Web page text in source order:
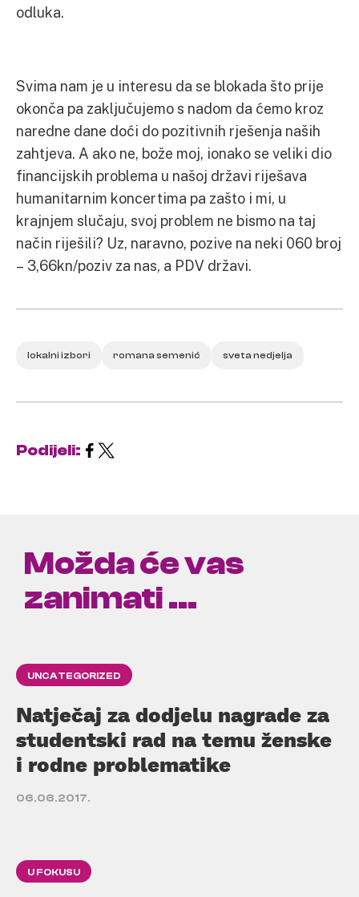
odluka.
Svima nam je u interesu da se blokada što prije
okonča pa zaključujemo s nadom da ćemo kroz
naredne dane doći do pozitivnih rješenja naših
zahtjeva. A ako ne, bože moj, ionako se veliki dio
financijskih problema u našoj državi riješava
humanitarnim koncertima pa zašto i mi, u
krajnjem slučaju, svoj problem ne bismo na taj
način riješili? Uz, naravno, pozive na neki 060 broj
– 3,66kn/poziv za nas, a PDV državi.
lokalni izbori romana semenić sveta nedjelja
Podijeli:
Možda će vas
zanimati ...
UNCATEGORIZED
Natječaj za dodjelu nagrade za
studentski rad na temu ženske
i rodne problematike
06.06.2017.
U FOKUSU